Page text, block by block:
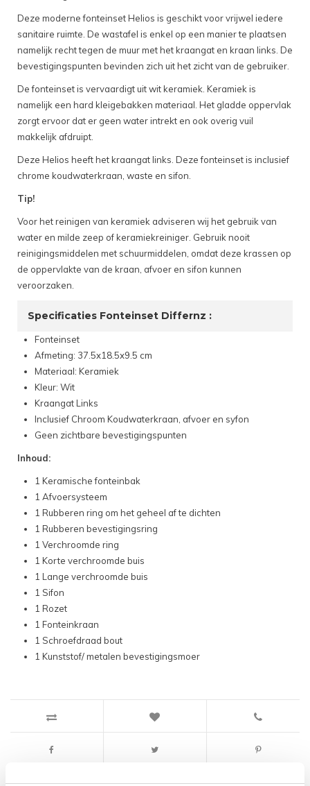
Deze moderne fonteinset Helios is geschikt voor vrijwel iedere
sanitaire ruimte. De wastafel is enkel op een manier te plaatsen
namelijk recht tegen de muur met het kraangat en kraan links. De
bevestigingspunten bevinden zich uit het zicht van de gebruiker.
De fonteinset is vervaardigt uit wit keramiek. Keramiek is
namelijk een hard kleigebakken materiaal. Het gladde oppervlak
zorgt ervoor dat er geen water intrekt en ook overig vuil
makkelijk afdruipt.
Deze Helios heeft het kraangat links. Deze fonteinset is inclusief
chrome koudwaterkraan, waste en sifon.
Tip!
Voor het reinigen van keramiek adviseren wij het gebruik van
water en milde zeep of keramiekreiniger. Gebruik nooit
reinigingsmiddelen met schuurmiddelen, omdat deze krassen op
de oppervlakte van de kraan, afvoer en sifon kunnen
veroorzaken.
Specificaties Fonteinset Differnz :
Fonteinset
Afmeting: 37.5x18.5x9.5 cm
Materiaal: Keramiek
Kleur: Wit
Kraangat Links
Inclusief Chroom Koudwaterkraan, afvoer en syfon
Geen zichtbare bevestigingspunten
Inhoud:
1 Keramische fonteinbak
1 Afvoersysteem
1 Rubberen ring om het geheel af te dichten
1 Rubberen bevestigingsring
1 Verchroomde ring
1 Korte verchroomde buis
1 Lange verchroomde buis
1 Sifon
1 Rozet
1 Fonteinkraan
1 Schroefdraad bout
1 Kunststof/ metalen bevestigingsmoer